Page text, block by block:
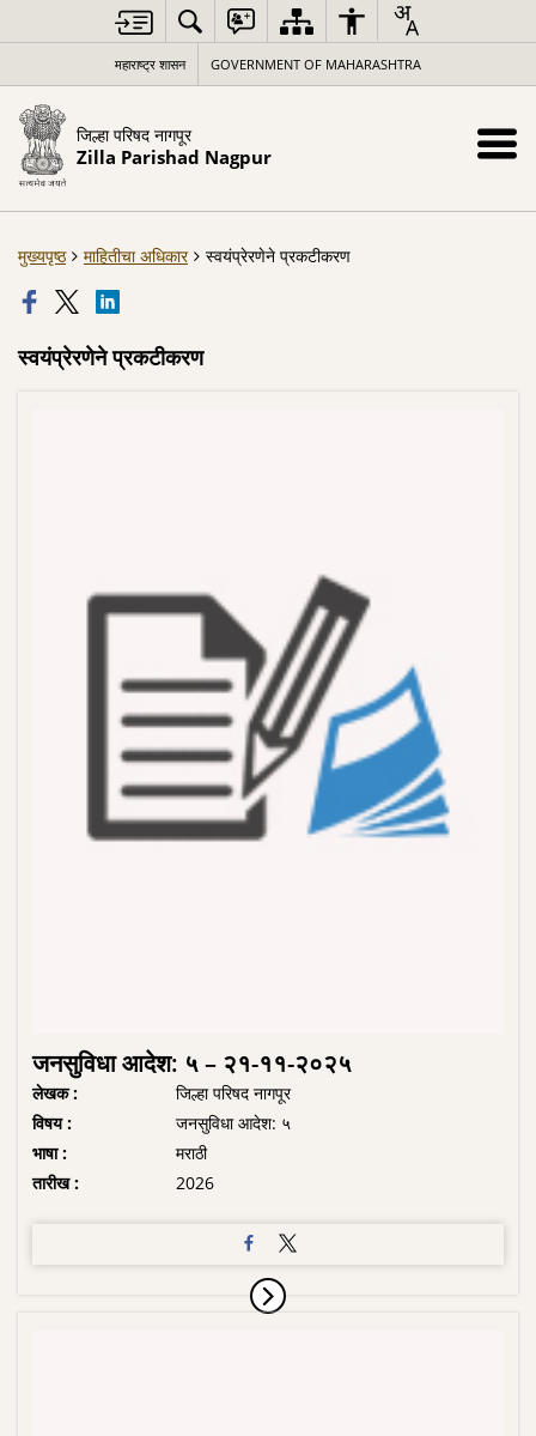
महाराष्ट्र शासन GOVERNMENT OF MAHARASHTRA
जिल्हा परिषद नागपूर
Zilla Parishad Nagpur
मुख्यपृष्ठ माहितीचा अधिकार स्वयंप्रेरणेने प्रकटीकरण
स्वयंप्रेरणेने प्रकटीकरण
जनसुविधा आदेश: ५ – २१-११-२०२५
लेखक :
जिल्हा परिषद नागपूर
विषय :
जनसुविधा आदेश: ५
भाषा :
मराठी
तारीख :
2026